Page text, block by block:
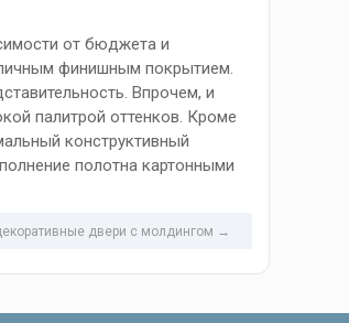
от бюджета и
финишным покрытием.
Впрочем, и
палитрой оттенков. Кроме
конструктивный
полотна картонными
двери с молдингом →